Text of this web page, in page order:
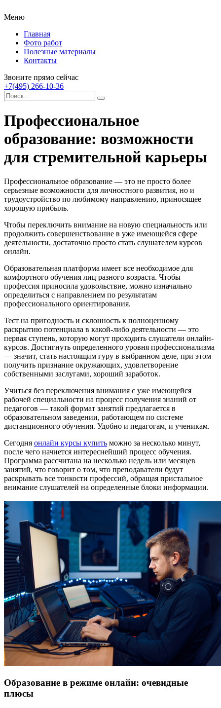
Меню
Главная
Фото работ
Полезные материалы
Контакты
Звоните прямо сейчас
+7(495) 266-10-36
Профессиональное
образование: возможности
для стремительной карьеры
Профессиональное образование — это не просто более
серьезные возможности для личностного развития, но и
трудоустройство по любимому направлению, приносящее
хорошую прибыль.
Чтобы переключить внимание на новую специальность или
продолжить совершенствование в уже имеющейся сфере
деятельности, достаточно просто стать слушателем курсов
онлайн.
Образовательная платформа имеет все необходимое для
комфортного обучения лиц разного возраста. Чтобы
профессия приносила удовольствие, можно изначально
определиться с направлением по результатам
профессионального ориентирования.
Тест на пригодность и склонность к полноценному
раскрытию потенциала в какой-либо деятельности — это
первая ступень, которую могут проходить слушатели онлайн-
курсов. Достигнуть определенного уровня профессионализма
— значит, стать настоящим гуру в выбранном деле, при этом
получить признание окружающих, удовлетворение
собственными заслугами, хороший заработок.
Учиться без переключения внимания с уже имеющейся
рабочей специальности на процесс получения знаний от
педагогов — такой формат занятий предлагается в
образовательном заведении, работающем по системе
дистанционного обучения. Удобно и педагогам, и ученикам.
Сегодня онлайн курсы купить можно за несколько минут,
после чего начнется интереснейший процесс обучения.
Программа рассчитана на несколько недель или месяцев
занятий, что говорит о том, что преподаватели будут
раскрывать все тонкости профессий, обращая пристальное
внимание слушателей на определенные блоки информации.
Образование в режиме онлайн: очевидные
плюсы